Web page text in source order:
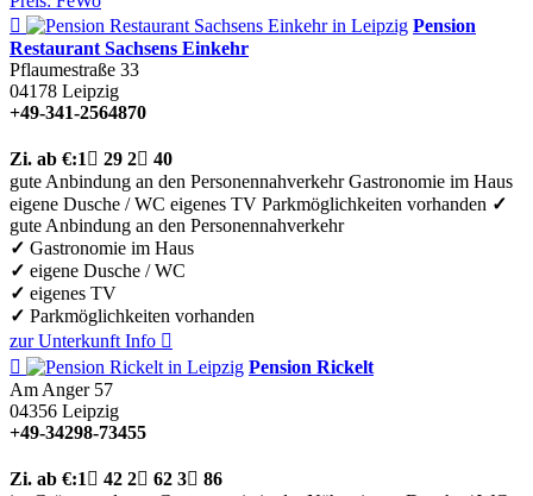

Pension
Restaurant Sachsens Einkehr
Pflaumestraße 33
04178 Leipzig
+49-341-2564870
Zi. ab €:1  29 2 40
gute Anbindung an den Personennahverkehr Gastronomie im Haus
eigene Dusche / WC eigenes TV Parkmöglichkeiten vorhanden ✓
gute Anbindung an den Personennahverkehr
✓ Gastronomie im Haus
✓ eigene Dusche / WC
✓ eigenes TV
✓ Parkmöglichkeiten vorhanden
zur Unterkunft Info 

Pension Rickelt
Am Anger 57
04356 Leipzig
+49-34298-73455
Zi. ab €:1  42 2 62 3 86